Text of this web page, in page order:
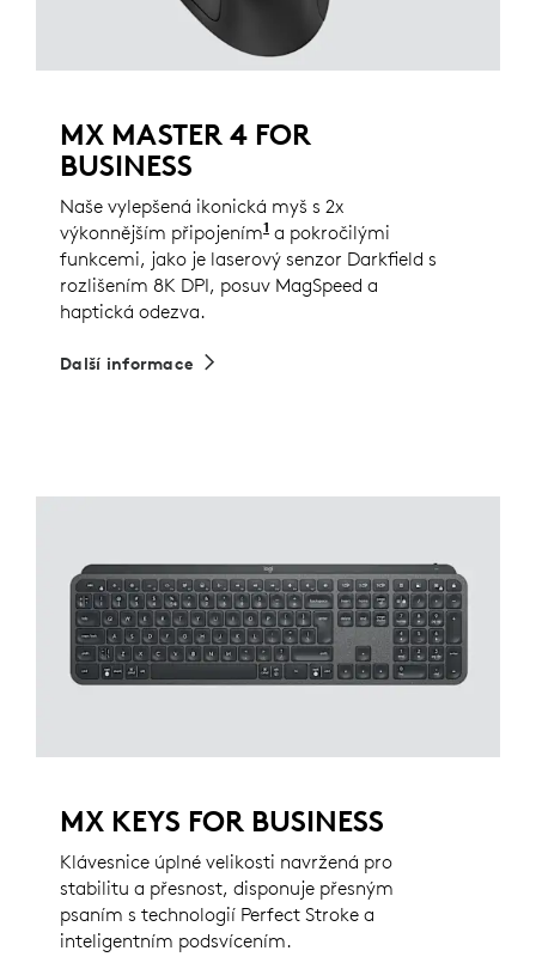
MX MASTER 4 FOR
BUSINESS
Naše vylepšená ikonická myš s 2x
výkonnějším připojením1 Ve srovnání s myší MX
a pokročilými
funkcemi, jako je laserový senzor Darkfield s
rozlišením 8K DPI, posuv MagSpeed a
haptická odezva.
Další informace
MX KEYS FOR BUSINESS
Klávesnice úplné velikosti navržená pro
stabilitu a přesnost, disponuje přesným
psaním s technologií Perfect Stroke a
inteligentním podsvícením.